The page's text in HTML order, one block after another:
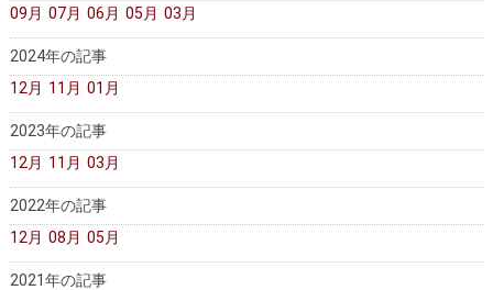
09月 07月 06月 05月 03月
2024年の記事
12月 11月 01月
2023年の記事
12月 11月 03月
2022年の記事
12月 08月 05月
2021年の記事